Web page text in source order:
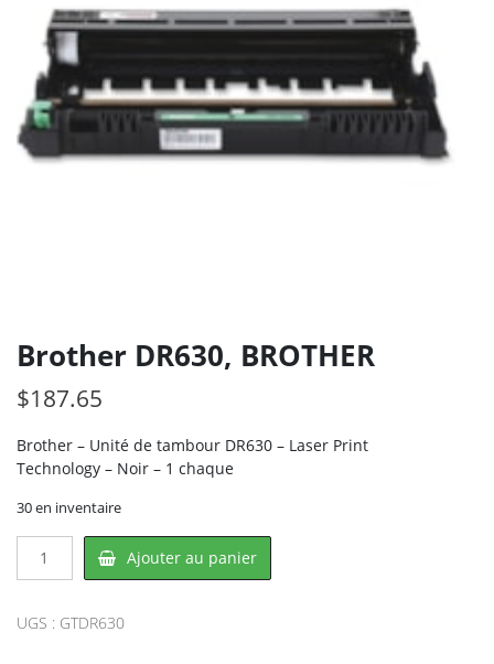
Brother DR630, BROTHER
$187.65
Brother – Unité de tambour DR630 – Laser Print
Technology – Noir – 1 chaque
30 en inventaire
DR630,
Ajouter au panier
UGS : GTDR630